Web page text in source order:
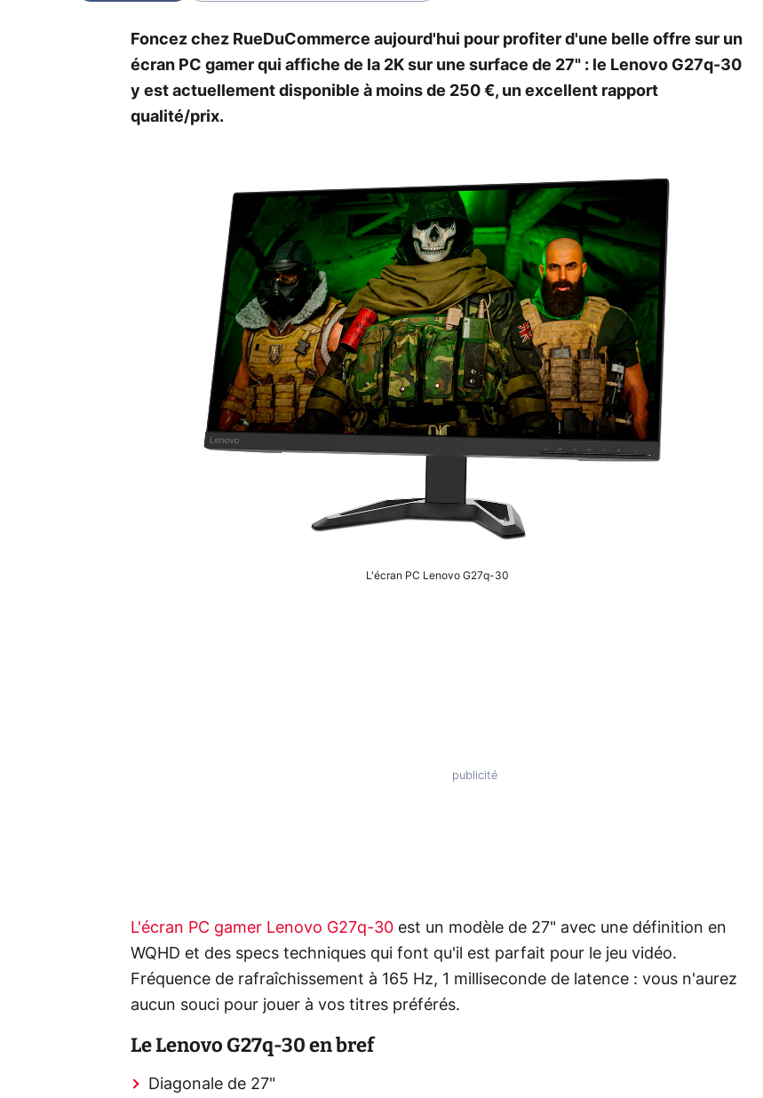
Foncez chez RueDuCommerce aujourd'hui pour profiter d'une belle offre sur un
écran PC gamer qui affiche de la 2K sur une surface de 27" : le Lenovo G27q-30
y est actuellement disponible à moins de 250 €, un excellent rapport
qualité/prix.
L'écran PC Lenovo G27q-30
L'écran PC gamer Lenovo G27q-30 est un modèle de 27" avec une définition en
WQHD et des specs techniques qui font qu'il est parfait pour le jeu vidéo.
Fréquence de rafraîchissement à 165 Hz, 1 milliseconde de latence : vous n'aurez
aucun souci pour jouer à vos titres préférés.
Le Lenovo G27q-30 en bref
Diagonale de 27"